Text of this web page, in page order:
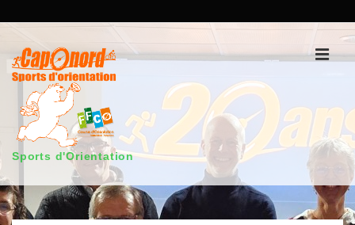
contenu
principal
Sports d'Orientation
Main
Navigation